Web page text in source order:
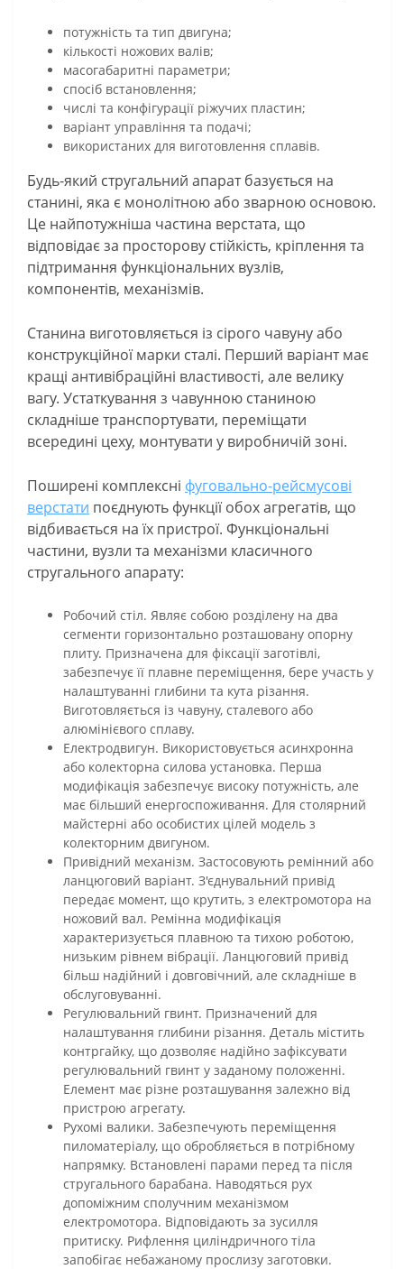
потужність та тип двигуна;
кількості ножових валів;
масогабаритні параметри;
спосіб встановлення;
числі та конфігурації ріжучих пластин;
варіант управління та подачі;
використаних для виготовлення сплавів.
Будь-який стругальний апарат базується на
станині, яка є монолітною або зварною основою.
Це найпотужніша частина верстата, що
відповідає за просторову стійкість, кріплення та
підтримання функціональних вузлів,
компонентів, механізмів.
Станина виготовляється із сірого чавуну або
конструкційної марки сталі. Перший варіант має
кращі антивібраційні властивості, але велику
вагу. Устаткування з чавунною станиною
складніше транспортувати, переміщати
всередині цеху, монтувати у виробничій зоні.
Поширені комплексні фуговально-рейсмусові
верстати поєднують функції обох агрегатів, що
відбивається на їх пристрої. Функціональні
частини, вузли та механізми класичного
стругального апарату:
Робочий стіл. Являє собою розділену на два
сегменти горизонтально розташовану опорну
плиту. Призначена для фіксації заготівлі,
забезпечує її плавне переміщення, бере участь у
налаштуванні глибини та кута різання.
Виготовляється із чавуну, сталевого або
алюмінієвого сплаву.
Електродвигун. Використовується асинхронна
або колекторна силова установка. Перша
модифікація забезпечує високу потужність, але
має більший енергоспоживання. Для столярний
майстерні або особистих цілей модель з
колекторним двигуном.
Привідний механізм. Застосовують ремінний або
ланцюговий варіант. З'єднувальний привід
передає момент, що крутить, з електромотора на
ножовий вал. Ремінна модифікація
характеризується плавною та тихою роботою,
низьким рівнем вібрації. Ланцюговий привід
більш надійний і довговічний, але складніше в
обслуговуванні.
Регулювальний гвинт. Призначений для
налаштування глибини різання. Деталь містить
контргайку, що дозволяє надійно зафіксувати
регулювальний гвинт у заданому положенні.
Елемент має різне розташування залежно від
пристрою агрегату.
Рухомі валики. Забезпечують переміщення
пиломатеріалу, що обробляється в потрібному
напрямку. Встановлені парами перед та після
стругального барабана. Наводяться рух
допоміжним сполучним механізмом
електромотора. Відповідають за зусилля
притиску. Рифлення циліндричного тіла
запобігає небажаному прослизу заготовки.